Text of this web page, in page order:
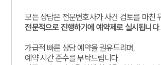
모든 상담은 전문변호사가 사건 검토를 마친
전문적으로 진행하기에 예약제로 실시됩니다.
가급적 빠른 상담 예약을 권유드리며,
예약 시간 준수를 부탁드립니다.